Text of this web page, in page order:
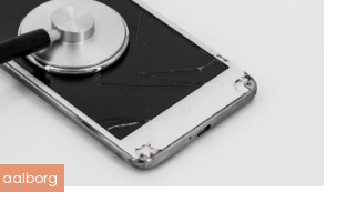
aalborg